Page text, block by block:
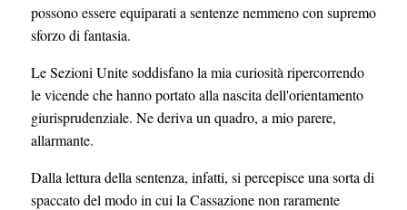
possono essere equiparati a sentenze nemmeno con supremo
sforzo di fantasia.
Le Sezioni Unite soddisfano la mia curiosità ripercorrendo
le vicende che hanno portato alla nascita dell'orientamento
giurisprudenziale. Ne deriva un quadro, a mio parere,
allarmante.
Dalla lettura della sentenza, infatti, si percepisce una sorta di
spaccato del modo in cui la Cassazione non raramente